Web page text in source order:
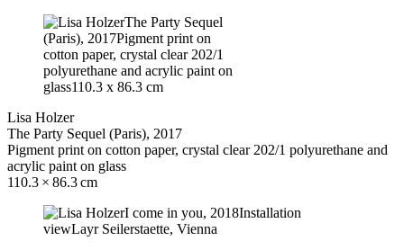
Lisa Holzer
The Party Sequel (Paris), 2017
Pigment print on cotton paper, crystal clear 202/1 polyurethane and
acrylic paint on glass
110.3 × 86.3 cm